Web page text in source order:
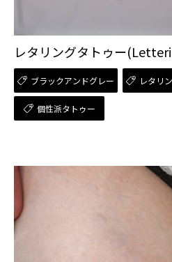
レタリングタトゥー
ブラックアンドグレー レタリ
個性派タトゥー